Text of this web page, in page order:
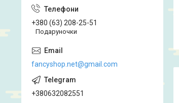
+380 (63) 208-25-51
Подаруночки
fancyshop.net@gmail.com
+380632082551